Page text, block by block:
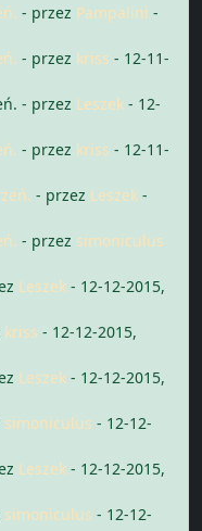
- przez Pampalini -
- przez kriss - 12-11-
- przez Leszek - 12-
- przez kriss - 12-11-
- przez Leszek -
- przez simoniculus
Leszek - 12-12-2015,
kriss - 12-12-2015,
Leszek - 12-12-2015,
simoniculus - 12-12-
Leszek - 12-12-2015,
simoniculus - 12-12-